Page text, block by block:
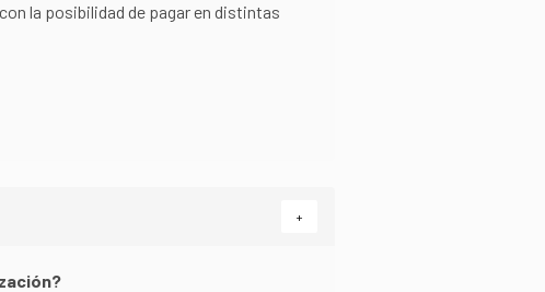
la posibilidad de pagar en distintas
+